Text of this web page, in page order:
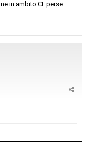
in ambito CL perse